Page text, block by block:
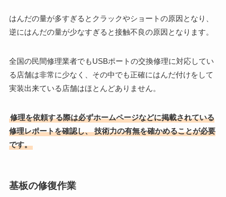
はんだの量が多すぎるとクラックやショートの原因となり、
逆にはんだの量が少なすぎると接触不良の原因となります。
全国の民間修理業者でもUSBポートの交換修理に対応してい
る店舗は非常に少なく、その中でも正確にはんだ付けをして
実装出来ている店舗はほとんどありません。
修理を依頼する際は必ずホームページなどに掲載されている
修理レポートを確認し、 技術力の有無を確かめることが必要
です。
基板の修復作業